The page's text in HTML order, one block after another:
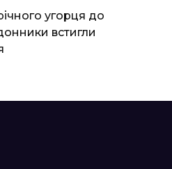
угорця до
встигли